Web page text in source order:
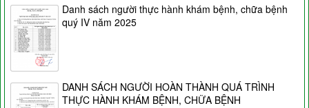
Danh sách người thực hành khám bệnh, chữa bệnh
quý IV năm 2025
DANH SÁCH NGƯỜI HOÀN THÀNH QUÁ TRÌNH
THỰC HÀNH KHÁM BỆNH, CHỮA BỆNH